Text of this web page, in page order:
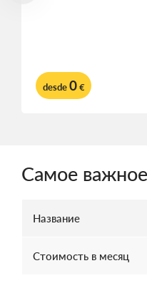
desde0€
Самое
Название
Стоимость в месяц